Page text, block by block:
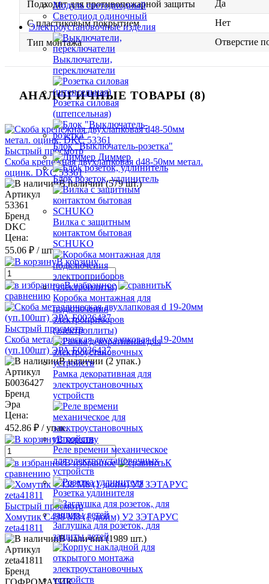
Модуль светодиодный
Светодиод одиночный
Электроустановочные изделия
Выключатели,
переключатели
Розетка силовая
(штепсельная)
Блок "Выключатель-розетка"
Диммер
Блок розеток, удлинитель
Вилка с защитным
контактом бытовая
SCHUKO
Коробка монтажная для
подключения
электроприборов
(электроплиты)
Рамка декоративная для
электроустановочных
устройств
Реле времени механическое
для электроустановочных
устройств
Розетка удлинителя
Заглушка для розеток, для
защиты детей
Подходит для противопожарной защиты
Да
С пластиковым покрытием
Нет
Тип монтажа
Отверстие
АНАЛОГИЧНЫЕ ТОВАРЫ (8)
Быстрый просмотр
Скоба крепежная двухлапковая d48-50мм метал.
оцинк. DKC 53361
В наличии (579 шт.)
Артикул
53361
Бренд
DKC
Цена:
55.06 ₽ / шт.
В корзину
В избранное
К
сравнению
Быстрый просмотр
Скоба металлическая двухлапковая d 19-20мм
(уп.100шт) ЭРА Б0036427
В наличии (2 упак.)
Артикул
Б0036427
Бренд
Эра
Цена:
452.86 ₽ / упак.
В корзину
В избранное
К
сравнению
Быстрый просмотр
Хомутик С438 М8 (1 дюйм) У2 ЗЭТАРУС
zeta41811
В наличии (1989 шт.)
Артикул
zeta41811
Бренд
ГОФРОМАТИК